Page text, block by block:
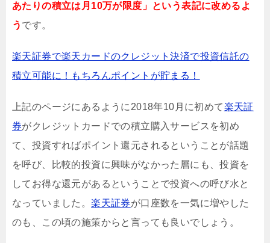
あたりの積立は月10万が限度」という表記に改めるよ
う です。
楽天証券で楽天カードのクレジット決済で投資信託の
積立可能に！もちろんポイントが貯まる！
上記のページにあるように2018年10月に初めて楽天証
券がクレジットカードでの積立購入サービスを初め
て、投資すればポイント還元されるということが話題
を呼び、比較的投資に興味がなかった層にも、投資を
してお得な還元があるということで投資への呼び水と
なっていました。楽天証券が口座数を一気に増やした
のも、この頃の施策からと言っても良いでしょう。